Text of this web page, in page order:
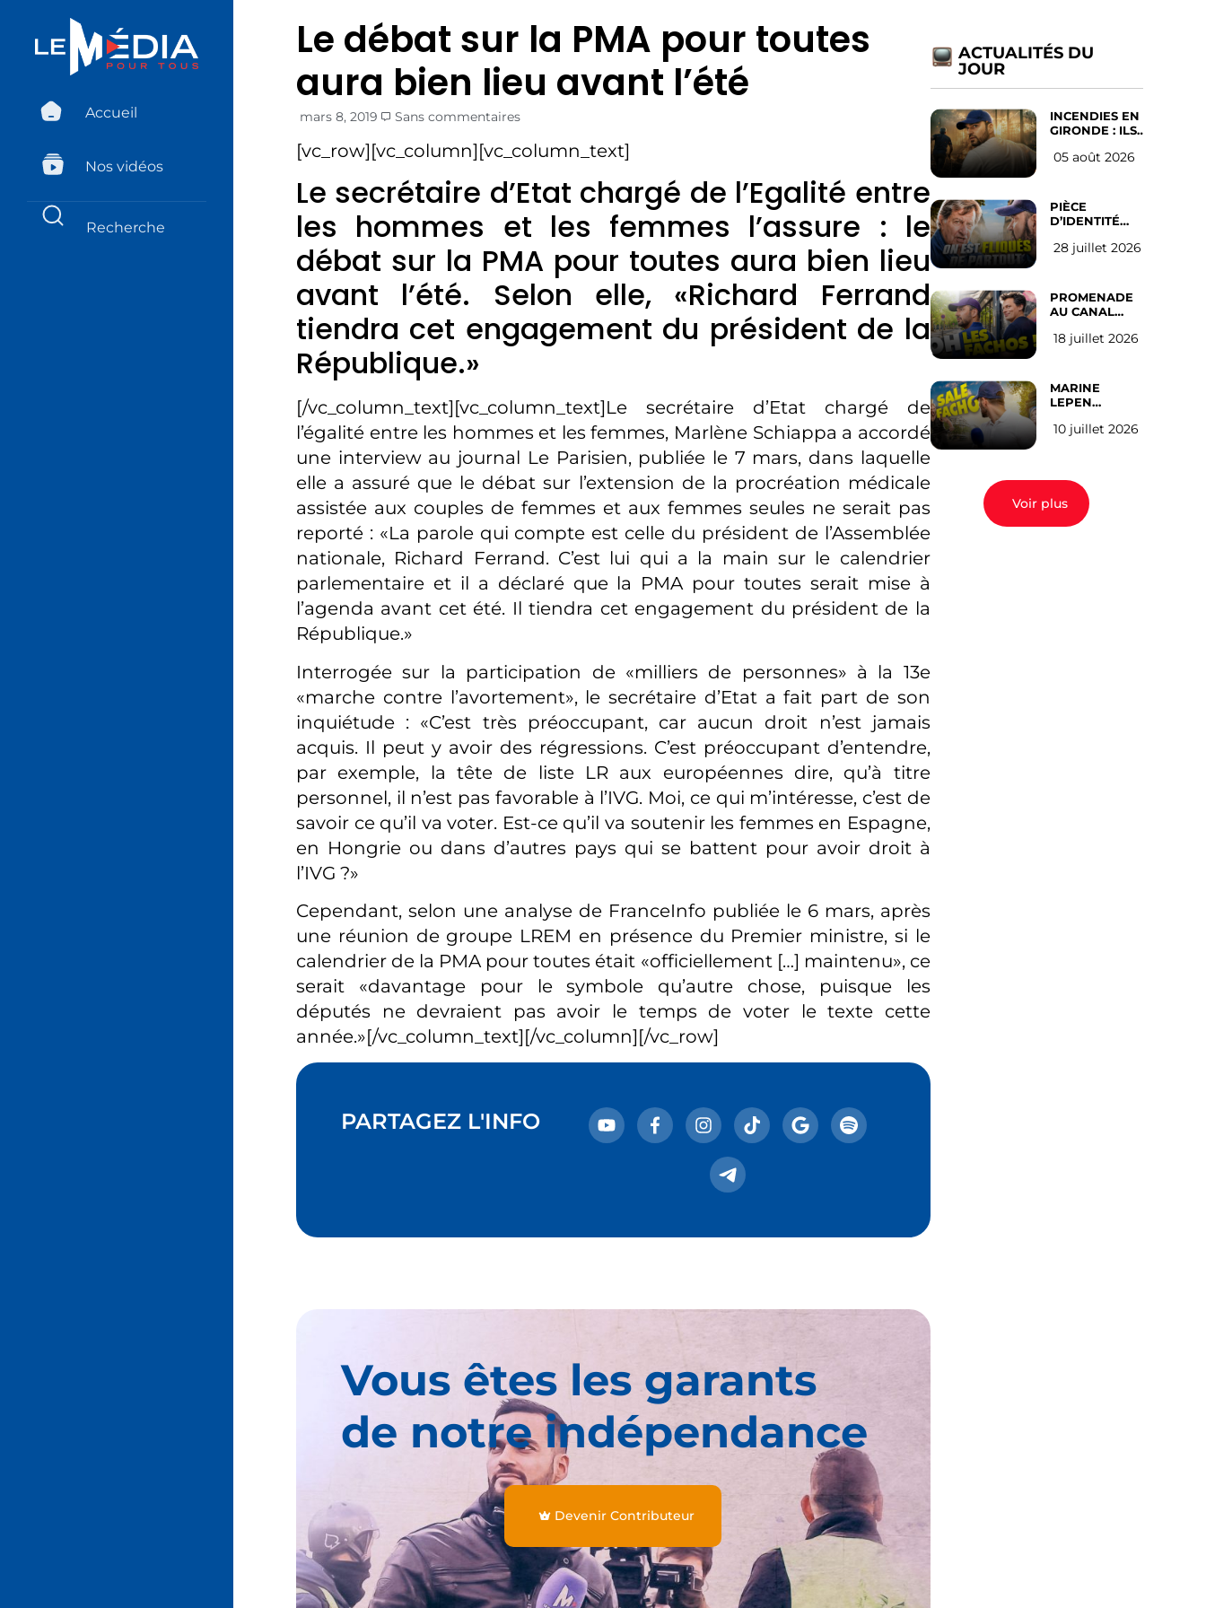
Accueil
Nos vidéos
Le débat sur la PMA pour toutes
aura bien lieu avant l’été
mars 8, 2019 Sans commentaires
[vc_row][vc_column][vc_column_text]
Le secrétaire d’Etat chargé de l’Egalité entre
les hommes et les femmes l’assure : le
débat sur la PMA pour toutes aura bien lieu
avant l’été. Selon elle, «Richard Ferrand
tiendra cet engagement du président de la
République.»
[/vc_column_text][vc_column_text]Le secrétaire d’Etat chargé de
l’égalité entre les hommes et les femmes, Marlène Schiappa a accordé
une interview au journal Le Parisien, publiée le 7 mars, dans laquelle
elle a assuré que le débat sur l’extension de la procréation médicale
assistée aux couples de femmes et aux femmes seules ne serait pas
reporté : «La parole qui compte est celle du président de l’Assemblée
nationale, Richard Ferrand. C’est lui qui a la main sur le calendrier
parlementaire et il a déclaré que la PMA pour toutes serait mise à
l’agenda avant cet été. Il tiendra cet engagement du président de la
République.»
Interrogée sur la participation de «milliers de personnes» à la 13e
«marche contre l’avortement», le secrétaire d’Etat a fait part de son
inquiétude : «C’est très préoccupant, car aucun droit n’est jamais
acquis. Il peut y avoir des régressions. C’est préoccupant d’entendre,
par exemple, la tête de liste LR aux européennes dire, qu’à titre
personnel, il n’est pas favorable à l’IVG. Moi, ce qui m’intéresse, c’est de
savoir ce qu’il va voter. Est-ce qu’il va soutenir les femmes en Espagne,
en Hongrie ou dans d’autres pays qui se battent pour avoir droit à
l’IVG ?»
Cependant, selon une analyse de FranceInfo publiée le 6 mars, après
une réunion de groupe LREM en présence du Premier ministre, si le
calendrier de la PMA pour toutes était «officiellement […] maintenu», ce
serait «davantage pour le symbole qu’autre chose, puisque les
députés ne devraient pas avoir le temps de voter le texte cette
année.»[/vc_column_text][/vc_column][/vc_row]
PARTAGEZ L'INFO
Vous êtes les garants
de notre indépendance
Devenir Contributeur
ACTUALITÉS DU
JOUR
INCENDIES EN
GIRONDE : ILS
D’ABANDONNER
05 août 2026
PIÈCE
D’IDENTITÉ
SUR LES
l’avis des
Français
28 juillet 2026
PROMENADE
AU CANAL
(les gauchistes
18 juillet 2026
MARINE
LEPEN
EN 2027 : l’avis
10 juillet 2026
Voir plus